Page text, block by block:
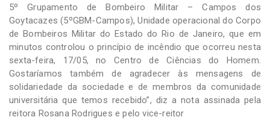
5º Grupamento de Bombeiro Militar – Campos dos
Goytacazes (5ºGBM-Campos), Unidade operacional do Corpo
de Bombeiros Militar do Estado do Rio de Janeiro, que em
minutos controlou o princípio de incêndio que ocorreu nesta
sexta-feira, 17/05, no Centro de Ciências do Homem.
Gostaríamos também de agradecer às mensagens de
solidariedade da sociedade e de membros da comunidade
universitária que temos recebido”, diz a nota assinada pela
reitora Rosana Rodrigues e pelo vice-reitor